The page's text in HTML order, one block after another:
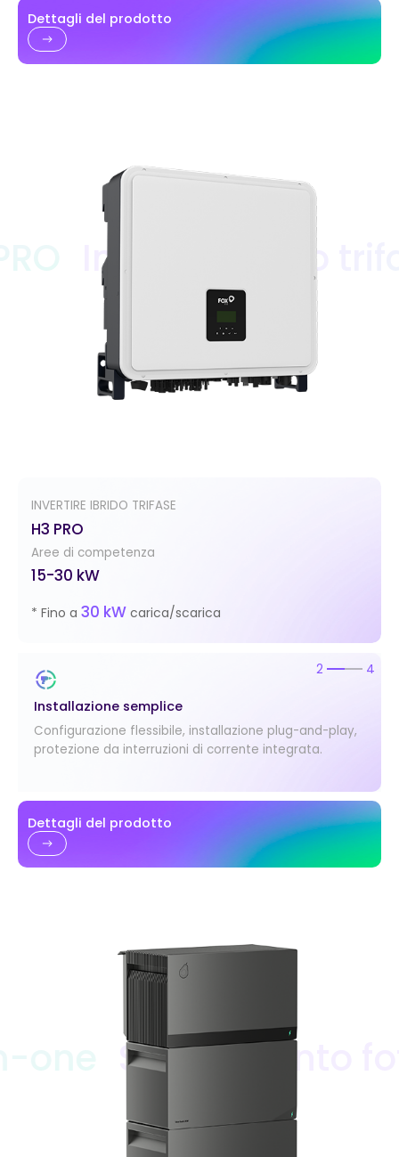
Dettagli del prodotto
INVERTIRE IBRIDO TRIFASE
H3 PRO
Aree di competenza
15-30 kW
* Fino a 30 kW carica/scarica
Installazione semplice
Configurazione flessibile, installazione plug-and-play,
protezione da interruzioni di corrente integrata.
2 4
Dettagli del prodotto
Inverter ibrido trifase
Impianto